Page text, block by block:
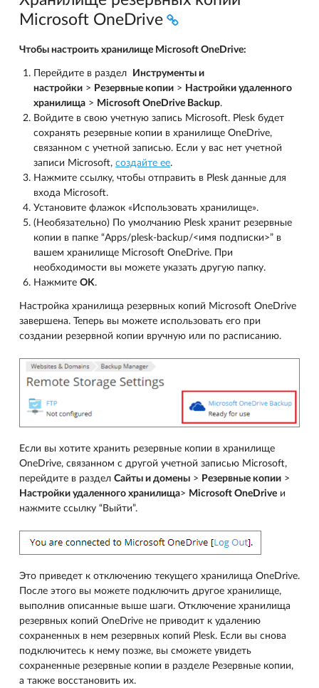
Microsoft OneDrive
Чтобы настроить хранилище Microsoft OneDrive:
Перейдите в раздел
Инструменты и
настройки > Резервные копии > Настройки удаленного
хранилища > Microsoft OneDrive Backup.
Войдите в свою учетную запись Microsoft. Plesk будет
сохранять резервные копии в хранилище OneDrive,
связанном с учетной записью. Если у вас нет учетной
записи Microsoft, создайте ее.
Нажмите ссылку, чтобы отправить в Plesk данные для
входа Microsoft.
Установите флажок «Использовать хранилище».
(Необязательно) По умолчанию Plesk хранит резервные
копии в папке “Apps/plesk-backup/<имя подписки>” в
вашем хранилище Microsoft OneDrive. При
необходимости вы можете указать другую папку.
Нажмите OK.
Настройка хранилища резервных копий Microsoft OneDrive
завершена. Теперь вы можете использовать его при
создании резервной копии вручную или по расписанию.
Если вы хотите хранить резервные копии в хранилище
OneDrive, связанном с другой учетной записью Microsoft,
перейдите в раздел Сайты и домены > Резервные копии >
Настройки удаленного хранилища> Microsoft OneDrive и
нажмите ссылку “Выйти”.
Это приведет к отключению текущего хранилища OneDrive.
После этого вы можете подключить другое хранилище,
выполнив описанные выше шаги. Отключение хранилища
резервных копий OneDrive не приводит к удалению
сохраненных в нем резервных копий Plesk. Если вы снова
подключитесь к нему позже, вы сможете увидеть
сохраненные резервные копии в разделе Резервные копии,
а также восстановить их.